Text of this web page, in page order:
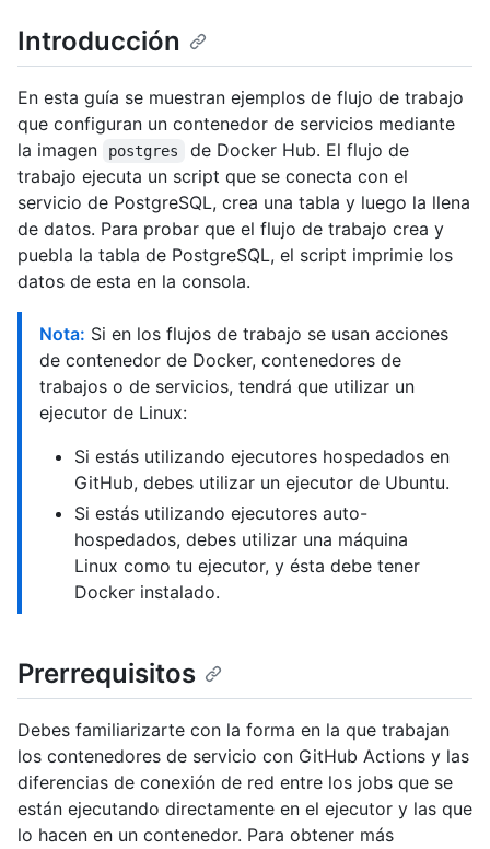
Introducción
En esta guía se muestran ejemplos de flujo de trabajo
que configuran un contenedor de servicios mediante
la imagen
postgres
de Docker Hub. El flujo de
trabajo ejecuta un script que se conecta con el
servicio de PostgreSQL, crea una tabla y luego la llena
de datos. Para probar que el flujo de trabajo crea y
puebla la tabla de PostgreSQL, el script imprimie los
datos de esta en la consola.
Nota: Si en los flujos de trabajo se usan acciones
de contenedor de Docker, contenedores de
trabajos o de servicios, tendrá que utilizar un
ejecutor de Linux:
Si estás utilizando ejecutores hospedados en
GitHub, debes utilizar un ejecutor de Ubuntu.
Si estás utilizando ejecutores auto-
hospedados, debes utilizar una máquina
Linux como tu ejecutor, y ésta debe tener
Docker instalado.
Prerrequisitos
Debes familiarizarte con la forma en la que trabajan
los contenedores de servicio con GitHub Actions y las
diferencias de conexión de red entre los jobs que se
están ejecutando directamente en el ejecutor y las que
lo hacen en un contenedor. Para obtener más